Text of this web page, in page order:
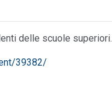
delle scuole superiori.
39382/